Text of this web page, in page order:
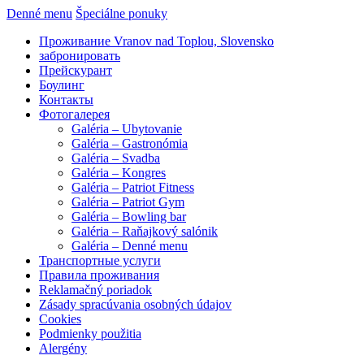
Denné menu Špeciálne ponuky
Проживание Vranov nad Toplou, Slovensko
забронировать
Прейскурант
Боулинг
Контакты
Фотогалерея
Galéria – Ubytovanie
Galéria – Gastronómia
Galéria – Svadba
Galéria – Kongres
Galéria – Patriot Fitness
Galéria – Patriot Gym
Galéria – Bowling bar
Galéria – Raňajkový salónik
Galéria – Denné menu
Транспортные услуги
Правила проживания
Reklamačný poriadok
Zásady spracúvania osobných údajov
Cookies
Podmienky použitia
Alergény